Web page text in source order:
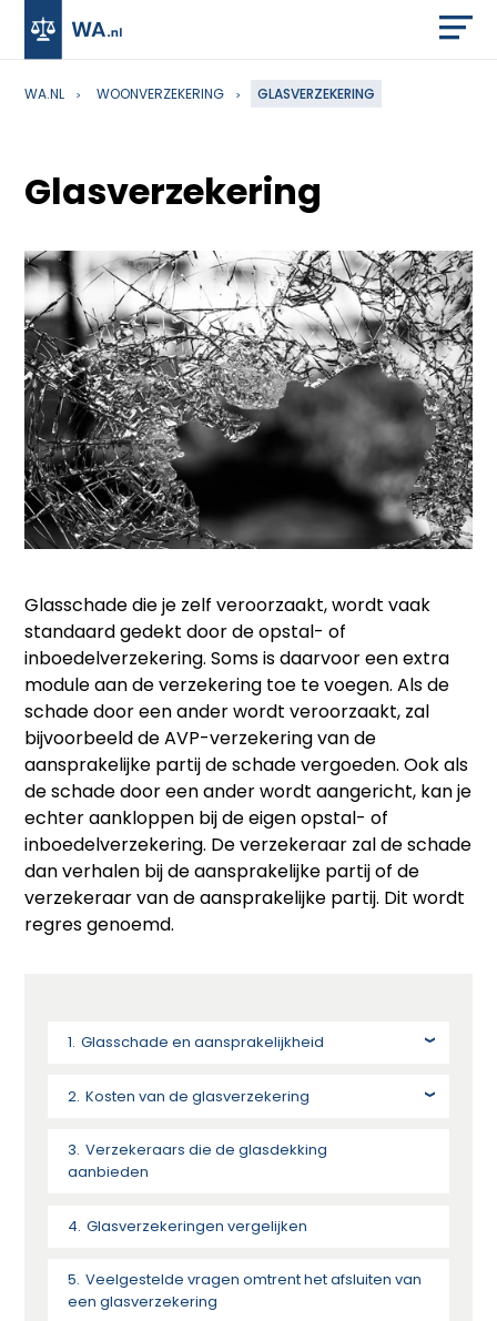
WA.NL WOONVERZEKERING GLASVERZEKERING
Glasverzekering
Glasschade die je zelf veroorzaakt, wordt vaak
standaard gedekt door de opstal- of
inboedelverzekering. Soms is daarvoor een extra
module aan de verzekering toe te voegen. Als de
schade door een ander wordt veroorzaakt, zal
bijvoorbeeld de AVP-verzekering van de
aansprakelijke partij de schade vergoeden. Ook als
de schade door een ander wordt aangericht, kan je
echter aankloppen bij de eigen opstal- of
inboedelverzekering. De verzekeraar zal de schade
dan verhalen bij de aansprakelijke partij of de
verzekeraar van de aansprakelijke partij. Dit wordt
regres genoemd.
Glasschade en aansprakelijkheid
Kosten van de glasverzekering
Verzekeraars die de glasdekking
aanbieden
Glasverzekeringen vergelijken
Veelgestelde vragen omtrent het afsluiten van
een glasverzekering